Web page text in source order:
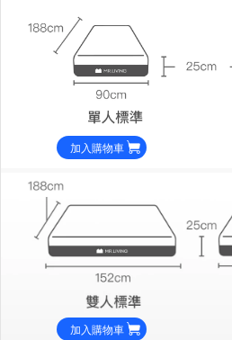
加入購物車
加入購物車